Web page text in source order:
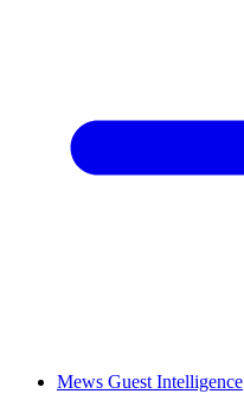
Mews Guest Intelligence